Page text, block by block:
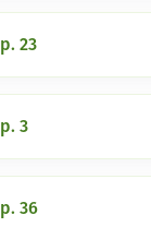
23
3
36